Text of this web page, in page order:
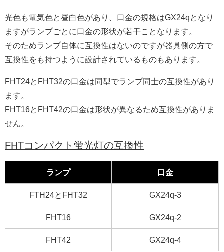
光色も電気色と昼白色があり、口金の規格はGX24qとなり
ますがランプごとに口金の形状が若干ことなります。
そのためランプ自体に互換性はないのですが器具側の方で
互換性をも持つように設計されているものもあります。
FHT24とFHT32の口金は同型でランプ同士の互換性があり
ます。
FHT16とFHT42の口金は形状が異なるため互換性がありま
せん。
FHTコンパクト蛍光灯の互換性
ランプ 口金
FTH24とFHT32 GX24q-3
FHT16 GX24q-2
FHT42 GX24q-4